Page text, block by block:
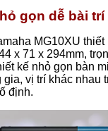
gọn dễ bài trí
MG10XU
x 71 x 294mm,
kế nhỏ gọn bàn
gia, vị trí khác nhau
định.